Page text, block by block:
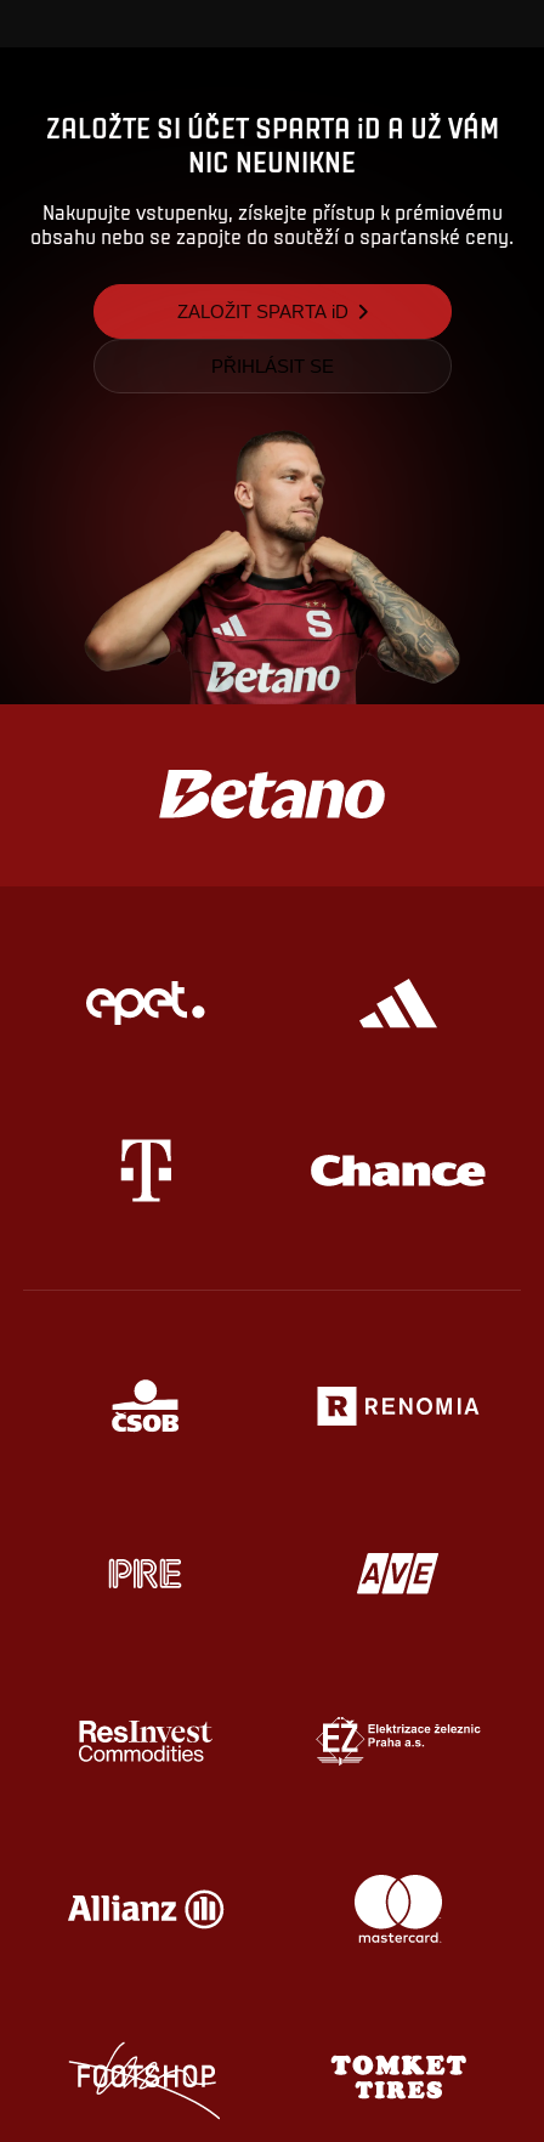
ZALOŽTE SI ÚČET SPARTA iD A UŽ VÁM
NIC NEUNIKNE
Nakupujte vstupenky, získejte přístup k prémiovému
obsahu nebo se zapojte do soutěží o sparťanské ceny.
ZALOŽIT SPARTA iD
PŘIHLÁSIT SE